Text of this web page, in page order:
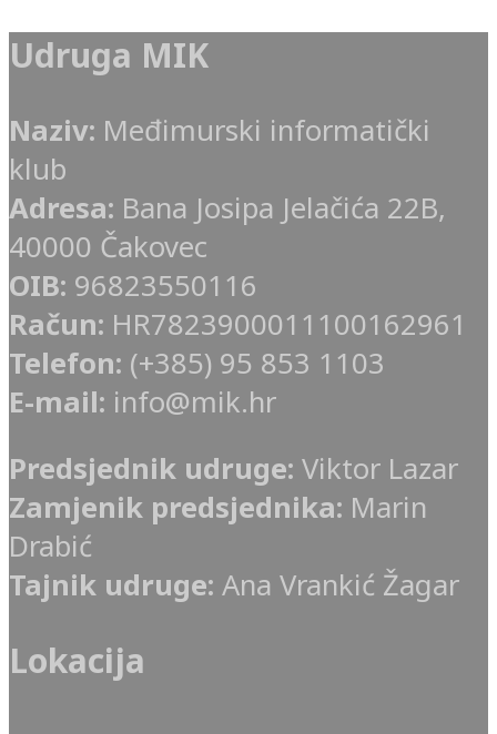
Udruga MIK
Naziv: Međimurski informatički
klub
Adresa: Bana Josipa Jelačića 22B,
40000 Čakovec
OIB: 96823550116
Račun: HR7823900011100162961
Telefon: (+385) 95 853 1103
E-mail: info@mik.hr
Predsjednik udruge: Viktor Lazar
Zamjenik predsjednika: Marin
Drabić
Tajnik udruge: Ana Vrankić Žagar
Lokacija